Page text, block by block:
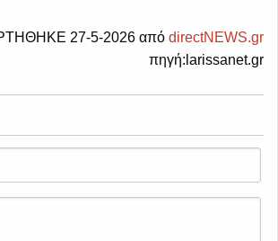
27-5-2026 από directNEWS.gr
πηγή:larissanet.gr